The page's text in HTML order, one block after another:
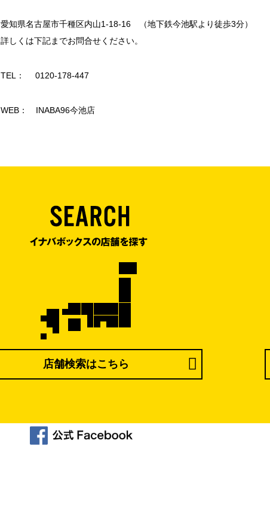
愛知県名古屋市千種区内山1-18-16 （地下鉄今池駅より徒歩3分）
詳しくは下記までお問合せください。
TEL： 0120-178-447
WEB： INABA96今池店
店舗検索はこちら